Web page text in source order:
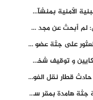
عيد العرش.. تعزيز البنية الأمنية بمنشآت و مصالح جديدة بكل من الحسيمة – فاس و الناظور
الملك محمد السادس: لم أبحث عن مجد شخصي.. وهَمي كرامة المغاربة
استنفار امني بعد العثور على جثة عضو سابق في حزب المصباح بالقنيطرة..
حجز 61 كلغ من الكوكايين و توقيف شخصين بالكركرات
مصرع عشريني في حادث قطار نقل الفوسفاط..
العثور على سبعينية جثة هامدة بمقر سكناها بمراكش